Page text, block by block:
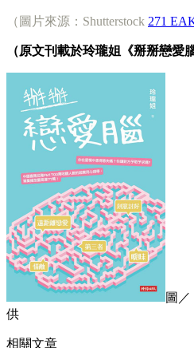
（圖片來源：Shutterstock 271
（原文刊載於玲瓏姐《掰掰戀愛
圖
供
相關文章